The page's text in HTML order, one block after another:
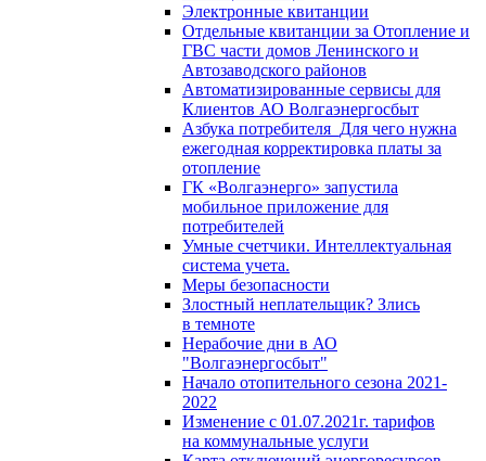
Электронные квитанции
Отдельные квитанции за Отопление и
ГВС части домов Ленинского и
Автозаводского районов
Автоматизированные сервисы для
Клиентов АО Волгаэнергосбыт
Азбука потребителя_Для чего нужна
ежегодная корректировка платы за
отопление
ГК «Волгаэнерго» запустила
мобильное приложение для
потребителей
Умные счетчики. Интеллектуальная
система учета.
Меры безопасности
Злостный неплательщик? Злись
в темноте
Нерабочие дни в АО
"Волгаэнергосбыт"
Начало отопительного сезона 2021-
2022
Изменение с 01.07.2021г. тарифов
на коммунальные услуги